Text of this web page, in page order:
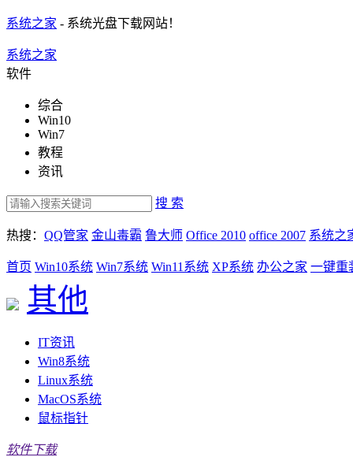
系统之家 - 系统光盘下载网站！
系统之家
软件
综合
Win10
Win7
教程
资讯
搜 索
热搜： QQ管家 金山毒霸 鲁大师 Office 2010 office 2007 系统之
首页 Win10系统 Win7系统 Win11系统 XP系统 办公之家 一键重
其他
IT资讯
Win8系统
Linux系统
MacOS系统
鼠标指针
软件下载